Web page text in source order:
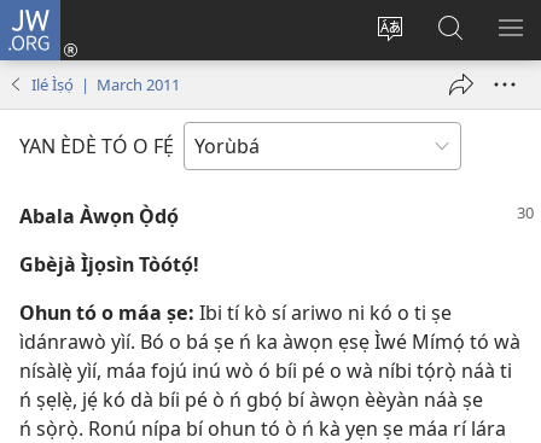
JW.ORG
Yí
pa
Wọlé
(opens
Wa
JW.ORG
Ilé Ìṣọ́ | March 2011
YAN ÈDÈ TÓ O FẸ́
Abala Àwọn Ọ̀dọ́
Gbèjà Ìjọsìn Tòótọ́!
Ohun tó o máa ṣe: Ibi tí kò sí ariwo ni kó o ti ṣe
ìdánrawò yìí. Bó o bá ṣe ń ka àwọn ẹsẹ Ìwé Mímọ́ tó wà
nísàlẹ̀ yìí, máa fojú inú wò ó bíi pé o wà níbi tọ́rọ̀ náà ti
ń ṣẹlẹ̀, jẹ́ kó dà bíi pé ò ń gbọ́ bí àwọn èèyàn náà ṣe
ń sọ̀rọ̀. Ronú nípa bí ohun tó ò ń kà yẹn ṣe máa rí lára